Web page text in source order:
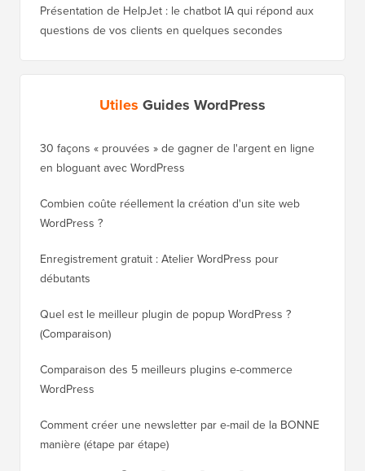
Présentation de HelpJet : le chatbot IA qui répond aux
questions de vos clients en quelques secondes
Utiles Guides WordPress
30 façons « prouvées » de gagner de l'argent en ligne
en bloguant avec WordPress
Combien coûte réellement la création d'un site web
WordPress ?
Enregistrement gratuit : Atelier WordPress pour
débutants
Quel est le meilleur plugin de popup WordPress ?
(Comparaison)
Comparaison des 5 meilleurs plugins e-commerce
WordPress
Comment créer une newsletter par e-mail de la BONNE
manière (étape par étape)